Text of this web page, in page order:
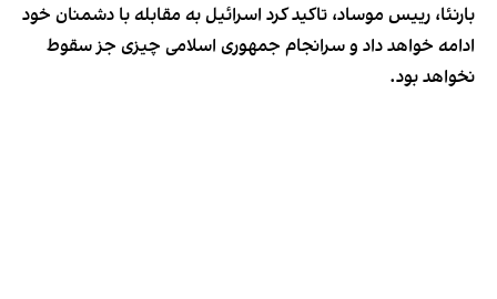
بارنئا، رییس موساد، تاکید کرد اسرائیل به مقابله با دشمنان خود
ادامه خواهد داد و سرانجام جمهوری اسلامی چیزی جز سقوط
نخواهد بود.